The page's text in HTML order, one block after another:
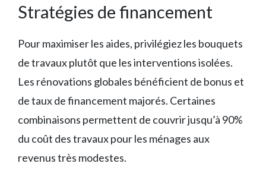
Stratégies de financement
Pour maximiser les aides, privilégiez les bouquets
de travaux plutôt que les interventions isolées.
Les rénovations globales bénéficient de bonus et
de taux de financement majorés. Certaines
combinaisons permettent de couvrir jusqu’à 90%
du coût des travaux pour les ménages aux
revenus très modestes.